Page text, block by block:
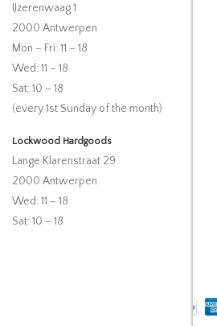
IJzerenwaag 1
2000 Antwerpen
Mon – Fri: 11 – 18
Wed: 11 – 18
Sat: 10 – 18
(every 1st Sunday of the month)
Lockwood Hardgoods
Lange Klarenstraat 29
2000 Antwerpen
Wed: 11 – 18
Sat: 10 – 18